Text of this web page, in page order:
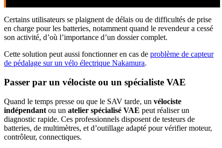
Certains utilisateurs se plaignent de délais ou de difficultés de prise
en charge pour les batteries, notamment quand le revendeur a cessé
son activité, d’où l’importance d’un dossier complet.​
Cette solution peut aussi fonctionner en cas de problème de capteur
de pédalage sur un vélo électrique Nakamura.
Passer par un vélociste ou un spécialiste VAE
Quand le temps presse ou que le SAV tarde, un vélociste
indépendant ou un atelier spécialisé VAE peut réaliser un
diagnostic rapide. Ces professionnels disposent de testeurs de
batteries, de multimètres, et d’outillage adapté pour vérifier moteur,
contrôleur, connectiques.